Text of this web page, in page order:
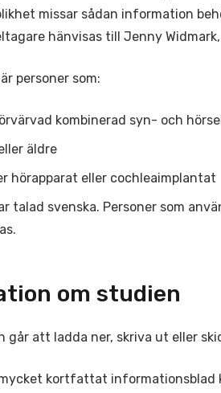
missar sådan information
hänvisas till Jenny
personer som:
kombinerad syn- och
äldre
hörapparat eller cochleaimplantat
talad svenska. Personer som
om studien
går att ladda ner, skriva ut eller
kortfattat informationsblad